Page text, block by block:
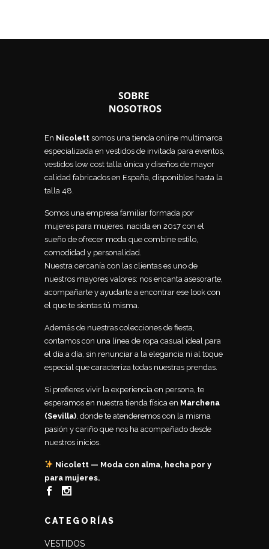
En Nicolett somos una tienda online multimarca
especializada en vestidos de invitada para eventos,
vestidos low cost talla única y diseños de mayor
calidad fabricados en España, disponibles hasta la
talla 48.
Somos una empresa familiar formada por
mujeres para mujeres, nacida en 2017 con el
sueño de ofrecer moda que combine estilo,
comodidad y personalidad.
Nuestra cercanía con las clientas es uno de
nuestros mayores valores: nos encanta asesorarte,
acompañarte y ayudarte a encontrar ese look con
el que te sientas tú misma.
Además de nuestras colecciones de fiesta,
contamos con una línea de ropa casual ideal para
el día a día, sin renunciar a la elegancia ni al toque
especial que caracteriza todas nuestras prendas.
Si prefieres vivir la experiencia en persona, te
esperamos en nuestra tienda física en Marchena
(Sevilla) , donde te atenderemos con la misma
pasión y cariño que nos ha acompañado desde
nuestros inicios.
Nicolett — Moda con alma, hecha por y
para mujeres.
CATEGORÍAS
VESTIDOS